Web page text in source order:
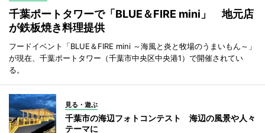
千葉ポートタワーで「BLUE＆FIRE mini」 地元店
が鉄板焼き料理提供
フードイベント「BLUE＆FIRE mini ～海風と炎と牧場のうまいもん～」
が現在、千葉ポートタワー（千葉市中央区中央港1）で開催されてい
る。
見る・遊ぶ
千葉市の海辺フォトコンテスト 海辺の風景や人々
テーマに